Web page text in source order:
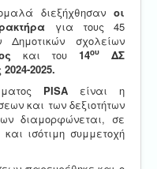
διεξήχθησανοι
για τους 45
σχολείων
και του14ου
ΔΣ
2024-2025.
PISA είναι η
και των δεξιοτήτων
διαμορφώνεται, σε
ισότιμη συμμετοχή